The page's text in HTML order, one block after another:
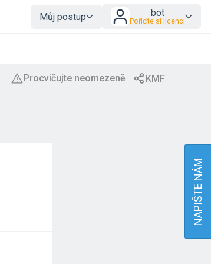
Můj postup bot
Pořiďte si licenci
NAPIŠTE NÁM